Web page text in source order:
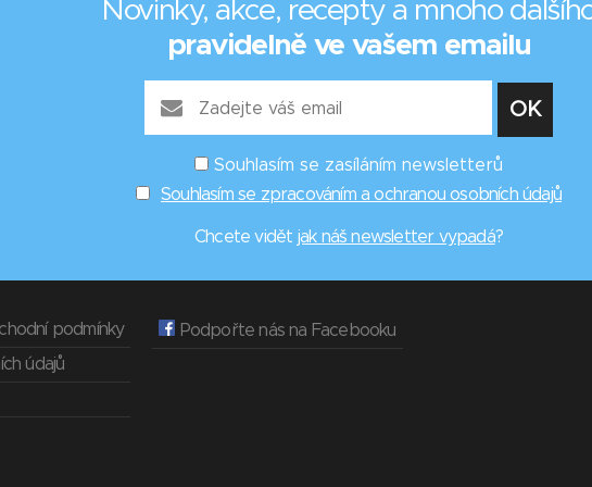
Novinky, akce, recepty a mnoho
pravidelně ve vašem emailu
Souhlasím se zasíláním newsletterů
Souhlasím se zpracováním a ochranou osobních údajů
Chcete vidět jak náš newsletter vypadá?
podmínky
údajů
Podpořte nás na Facebooku